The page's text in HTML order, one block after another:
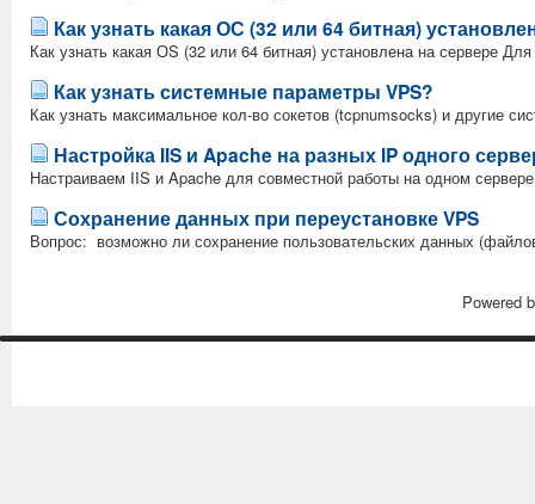
Как узнать какая ОС (32 или 64 битная)
Как узнать какая ОS (32 или 64 битная) установлена на сервере
Как узнать системные параметры VPS?
Как узнать максимальное кол-во сокетов (tcpnumsocks) и другие
Настройка IIS и Apache на разных IP одного
Настраиваем IIS и Apache для совместной работы на одном
Сохранение данных при переустановке VPS
Вопрос: возможно ли сохранение пользовательских данных
Powered